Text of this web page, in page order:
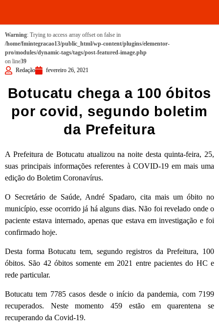
Warning: Trying to access array offset on false in
/home/fmintegracao13/public_html/wp-content/plugins/elementor-
pro/modules/dynamic-tags/tags/post-featured-image.php
on line39
Redação
fevereiro 26, 2021
Botucatu chega a 100 óbitos
por covid, segundo boletim
da Prefeitura
A Prefeitura de Botucatu atualizou na noite desta quinta-feira, 25,
suas principais informações referentes à COVID-19 em mais uma
edição do Boletim Coronavírus.
O Secretário de Saúde, André Spadaro, cita mais um óbito no
município, esse ocorrido já há alguns dias. Não foi revelado onde o
paciente estava internado, apenas que estava em investigação e foi
confirmado hoje.
Desta forma Botucatu tem, segundo registros da Prefeitura, 100
óbitos. São 42 óbitos somente em 2021 entre pacientes do HC e
rede particular.
Botucatu tem 7785 casos desde o início da pandemia, com 7199
recuperados. Neste momento 459 estão em quarentena se
recuperando da Covid-19.